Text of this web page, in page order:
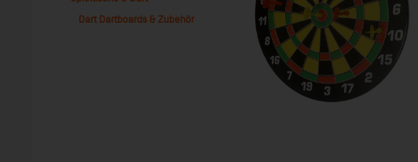
Dart Dartboards & Zubehör